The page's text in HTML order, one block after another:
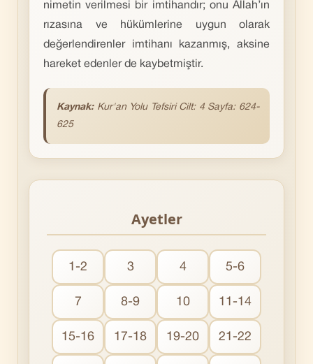
nimetin verilmesi bir imtihandır; onu Allah’ın
rızasına ve hükümlerine uygun olarak
değerlendirenler imtihanı kazanmış, aksine
hareket edenler de kaybetmiştir.
Kaynak: Kur'an Yolu Tefsiri Cilt: 4 Sayfa: 624-
625
Ayetler
1-2 3 4 5-6
7 8-9 10 11-14
15-16 17-18 19-20 21-22